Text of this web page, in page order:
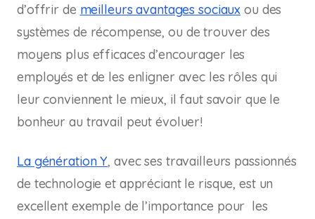
d’offrir de meilleurs avantages sociaux ou des
systèmes de récompense, ou de trouver des
moyens plus efficaces d’encourager les
employés et de les enligner avec les rôles qui
leur conviennent le mieux, il faut savoir que le
bonheur au travail peut évoluer!
La génération Y, avec ses travailleurs passionnés
de technologie et appréciant le risque, est un
excellent exemple de l’importance pour les